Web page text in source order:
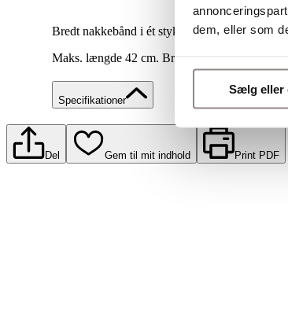
dem, eller som
Sælg eller
Bredt nakkebånd i ét stykke med
Maks. længde 42 cm. Bredde Ca. 3.5 cm
Specifikationer
Del Gem til mit indhold Print PDF